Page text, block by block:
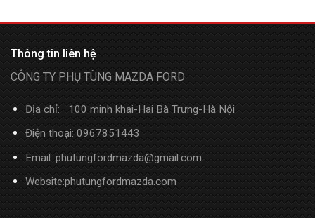
Thông tin liên hệ
CÔNG TY PHỤ TÙNG MAZDA FORD
Địa chỉ: 100 minh khai-Hai Bà Trưng-Hà Nội
Điện thoại: 0967851443
Email: phutungfordmazda@gmail.com
Website:phutungfordmazda.com